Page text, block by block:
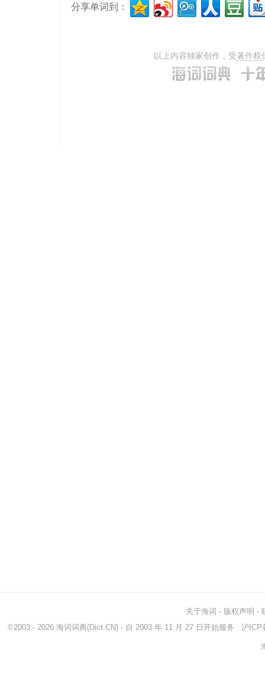
分享单词到：
以上内容独家创作，受著作权
关于海词 - 版权声明 -
©2003 - 2026 海词词典(Dict.CN) - 自 2003 年 11 月 27 日开始服务 沪ICP